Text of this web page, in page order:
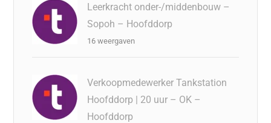
Leerkracht onder-/middenbouw –
Sopoh – Hoofddorp
16 weergaven
Verkoopmedewerker Tankstation
Hoofddorp | 20 uur – OK –
Hoofddorp